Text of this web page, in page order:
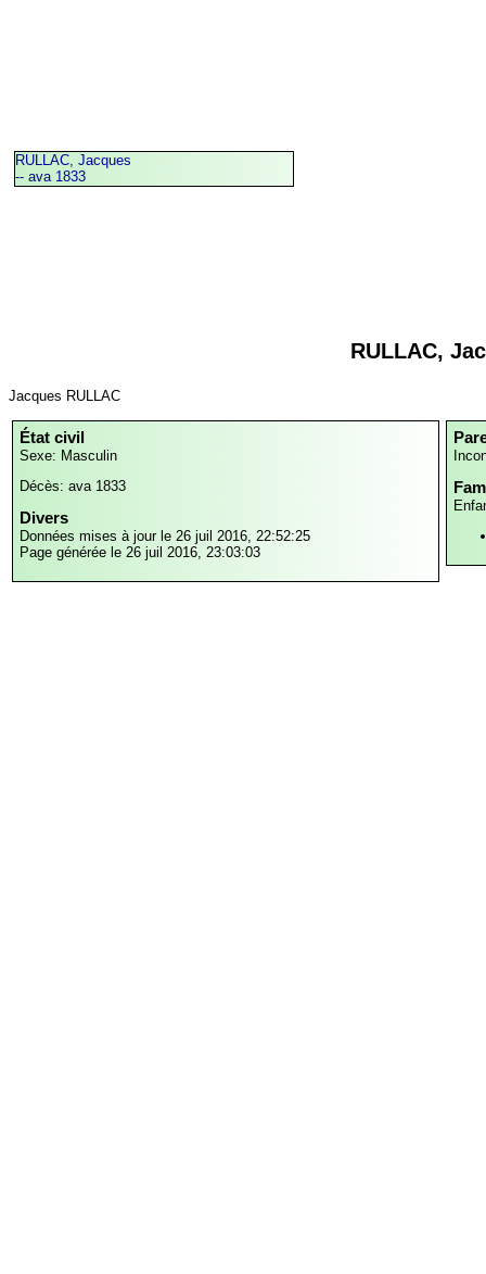
RULLAC, Jacques
-- ava 1833
RULLAC,
Jacques RULLAC
État civil
Sexe: Masculin
Décès: ava 1833
Divers
Données mises à jour le 26 juil 2016, 22:52:25
Page générée le 26 juil 2016, 23:03:03